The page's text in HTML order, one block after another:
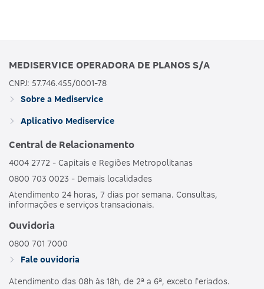
MEDISERVICE OPERADORA DE PLANOS S/A
CNPJ: 57.746.455/0001-78
Sobre a Mediservice
Aplicativo Mediservice
Central de Relacionamento
4004 2772 - Capitais e Regiões Metropolitanas
0800 703 0023 - Demais localidades
Atendimento 24 horas, 7 dias por semana. Consultas,
informações e serviços transacionais.
Ouvidoria
0800 701 7000
Fale ouvidoria
Atendimento das 08h às 18h, de 2ª a 6ª, exceto feriados.